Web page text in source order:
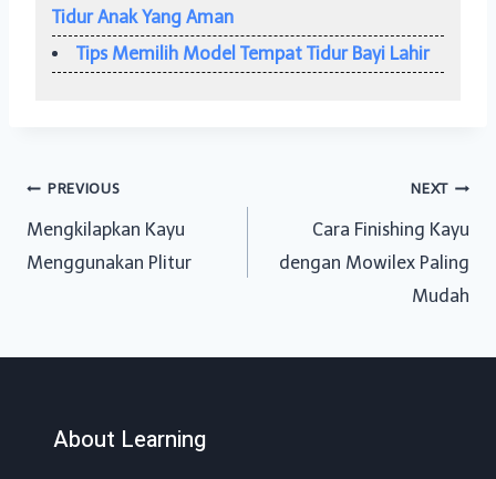
Tidur Anak Yang Aman
Tips Memilih Model Tempat Tidur Bayi Lahir
Post
navigation
PREVIOUS
Mengkilapkan Kayu
Menggunakan Plitur
NEXT
Cara Finishing Kayu
dengan Mowilex Paling
Mudah
About Learning